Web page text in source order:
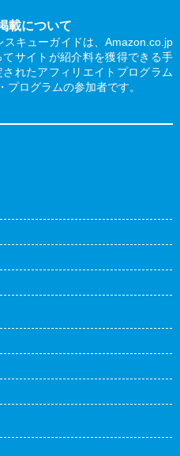
載について
キューガイドは、Amazon.co.jp
サイトが紹介料を獲得できる手
れたアフィリエイトプログラム
ログラムの参加者です。